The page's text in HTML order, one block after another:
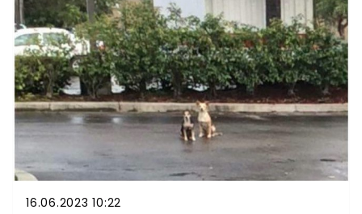
od normy. Nadeszła choroba, a opiekunka
kundelka trafiła do hospicjum. Zamiast zapewnić
pupilowi godne warunki życia, rodzina przyjęła
majątek, a Kodiego uwięziono na łańcuchu. Psem
zainteresowali się sąsiedzi.Perspektywa zdobycia
majątku budzi w ludziach demony. Niedawno
przekonali się o tym wolontariusze z Kaliskiego
Stowarzyszenia Pomocy Dla Zwierząt Help
Animals.
16.06.2023 10:22